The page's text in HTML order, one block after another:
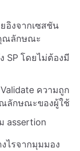
อิงจากเซสชัน
ณลักษณะ
SP โดยไม่ต้องมี
ความถูก
ลักษณะของผู้ใช้
assertion
ไรจากมุมมอง